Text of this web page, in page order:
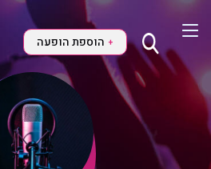
+ הוספת הופעה